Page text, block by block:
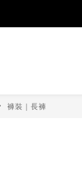
褲裝｜長褲